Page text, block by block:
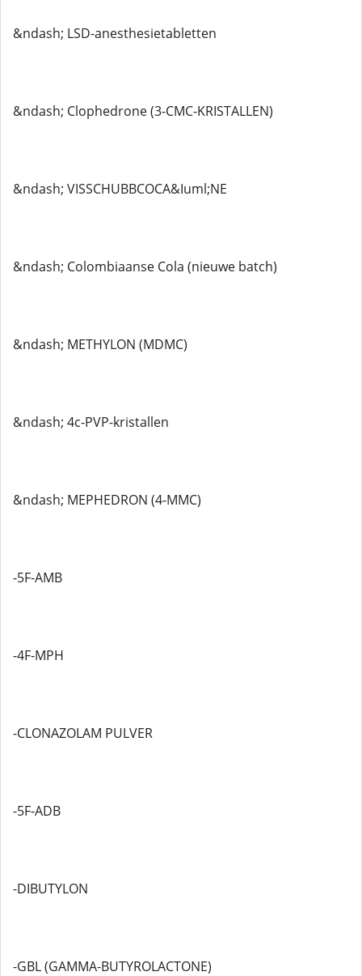
&ndash; LSD-anesthesietabletten
&ndash; Clophedrone (3-CMC-KRISTALLEN)
&ndash; VISSCHUBBCOCA&Iuml;NE
&ndash; Colombiaanse Cola (nieuwe batch)
&ndash; METHYLON (MDMC)
&ndash; 4c-PVP-kristallen
&ndash; MEPHEDRON (4-MMC)
-5F-AMB
-4F-MPH
-CLONAZOLAM PULVER
-5F-ADB
-DIBUTYLON
-GBL (GAMMA-BUTYROLACTONE)